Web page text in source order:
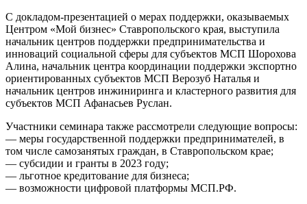
С докладом-презентацией о мерах поддержки, оказываемых
Центром «Мой бизнес» Ставропольского края, выступила
начальник центров поддержки предпринимательства и
инноваций социальной сферы для субъектов МСП Шорохова
Алина, начальник центра координации поддержки экспортно
ориентированных субъектов МСП Верозуб Наталья и
начальник центров инжиниринга и кластерного развития для
субъектов МСП Афанасьев Руслан.
Участники семинара также рассмотрели следующие вопросы:
— меры государственной поддержки предпринимателей, в
том числе самозанятых граждан, в Ставропольском крае;
— субсидии и гранты в 2023 году;
— льготное кредитование для бизнеса;
— возможности цифровой платформы МСП.РФ.